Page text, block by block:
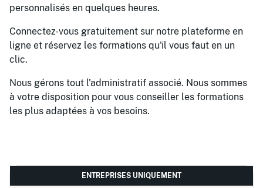
personnalisés en quelques heures.
Connectez-vous gratuitement sur notre plateforme en
ligne et réservez les formations qu'il vous faut en un
clic.
Nous gérons tout l'administratif associé. Nous sommes
à votre disposition pour vous conseiller les formations
les plus adaptées à vos besoins.
ENTREPRISES UNIQUEMENT